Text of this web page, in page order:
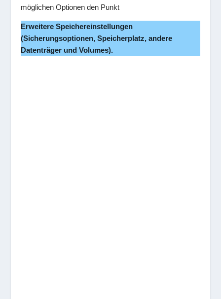
möglichen Optionen den Punkt
Erweitere Speichereinstellungen
(Sicherungsoptionen, Speicherplatz, andere
Datenträger und Volumes).